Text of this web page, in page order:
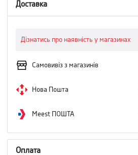
Доставка
Дізнатись про наявність у магазинах
Самовивіз з магазинів
Нова Пошта
Meest ПОШТА
Оплата